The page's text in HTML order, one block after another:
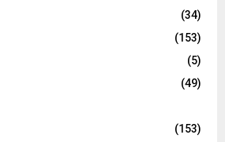
(34)
(153)
(5)
(49)
(153)